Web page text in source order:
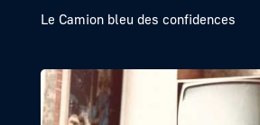
Le Camion bleu des confidences